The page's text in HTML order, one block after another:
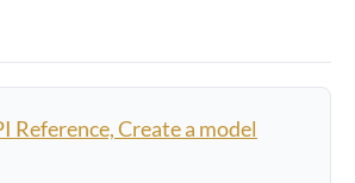
Reference, Create a model